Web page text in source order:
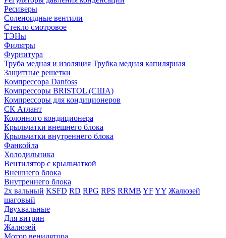
Ресиверы
Соленоидные вентили
Стекло смотровое
ТЭНы
Фильтры
Фурнитура
Труба медная и изоляция Трубка медная капилярная
Защитные решетки
Компрессора Danfoss
Компрессоры BRISTOL (США)
Компрессоры для кондиционеров
СК Атлант
Колонного кондиционера
Крыльчатки внешнего блока
Крыльчатки внутреннего блока
Фанкойла
Холодильника
Вентилятор с крыльчаткой
Внешнего блока
Внутреннего блока
2х вальный KSFD RD RPG RPS RRMB YFYY Жалюзей
шаговый
Двухвальные
Для витрин
Жалюзей
Мотор венилятора